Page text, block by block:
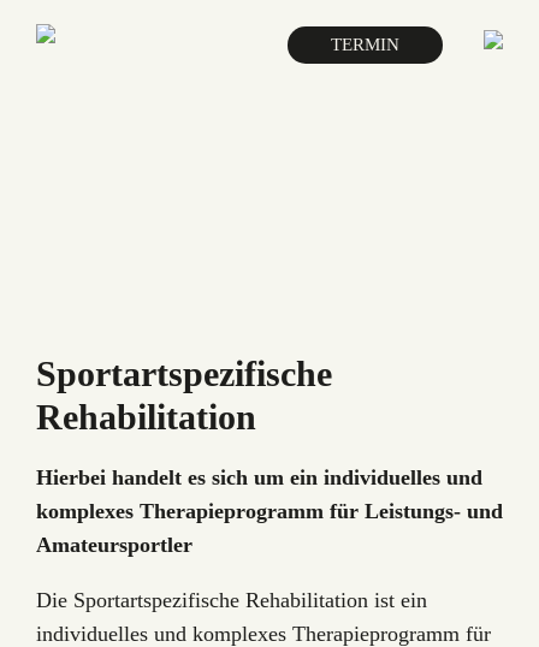
TERMIN
Sportartspezifische
Rehabilitation
Hierbei handelt es sich um ein individuelles und
komplexes Therapieprogramm für Leistungs- und
Amateursportler
Die Sportartspezifische Rehabilitation ist ein
individuelles und komplexes Therapieprogramm für